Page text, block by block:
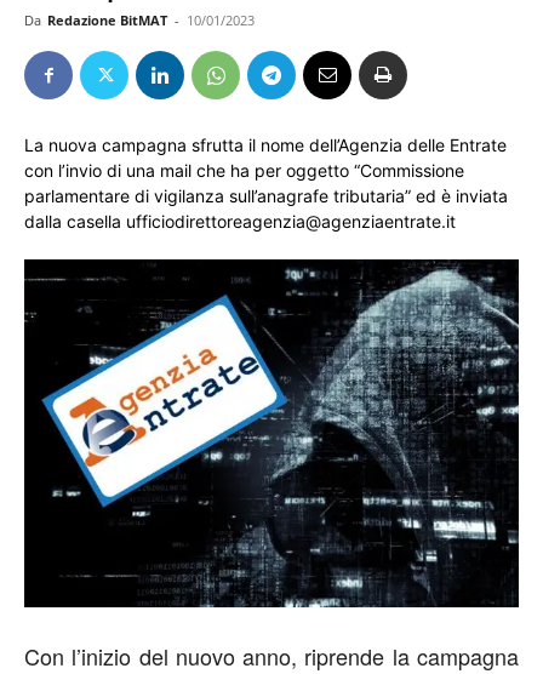
Da Redazione BitMAT - 10/01/2023
La nuova campagna sfrutta il nome dell’Agenzia delle Entrate
con l’invio di una mail che ha per oggetto “Commissione
parlamentare di vigilanza sull’anagrafe tributaria” ed è inviata
dalla casella ufficiodirettoreagenzia@agenziaentrate.it
Con l’inizio del nuovo anno, riprende la campagna